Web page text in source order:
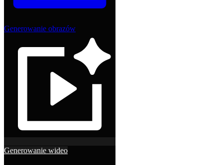
Generowanie obrazów
Generowanie wideo